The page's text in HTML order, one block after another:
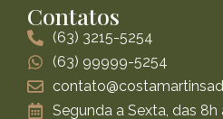
Contatos
(63) 3215-5254
(63) 99999-5254
Segunda a Sexta, das 8h